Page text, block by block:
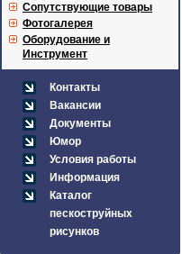
Сопутствующие товары
Фотогалерея
Оборудование и
Инструмент
Контакты
Вакансии
Документы
Юмор
Условия работы
Информация
Каталог
пескоструйных
рисунков